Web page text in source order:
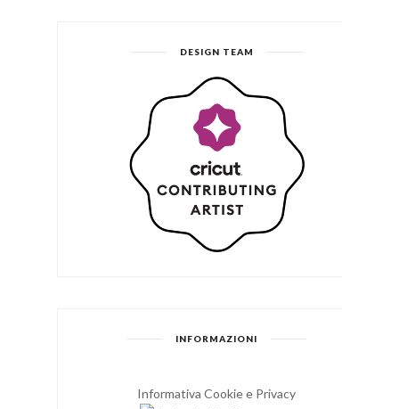
DESIGN TEAM
INFORMAZIONI
Informativa Cookie e Privacy